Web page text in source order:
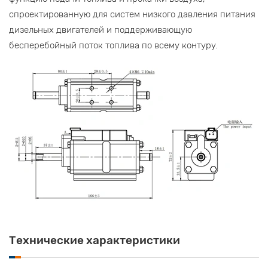
спроектированную для систем низкого давления питания
дизельных двигателей и поддерживающую
бесперебойный поток топлива по всему контуру.
Технические характеристики